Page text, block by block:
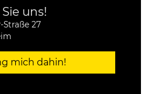
uns!
27
mich dahin!